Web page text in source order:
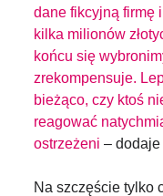
dane fikcyjną firmę
kilka milionów
końcu się
zrekompensuje.
bieżąco, czy ktoś
reagować
ostrzeżeni– dodaje
Na szczęście tylko